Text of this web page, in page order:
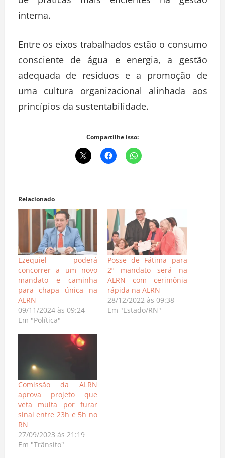
interna.
Entre os eixos trabalhados estão o consumo
consciente de água e energia, a gestão
adequada de resíduos e a promoção de
uma cultura organizacional alinhada aos
princípios da sustentabilidade.
Compartilhe isso:
Relacionado
Ezequiel poderá
concorrer a um novo
mandato e caminha
para chapa única na
ALRN
09/11/2024 às 09:24
Em "Política"
Posse de Fátima para
2º mandato será na
ALRN com cerimônia
rápida na ALRN
28/12/2022 às 09:38
Em "Estado/RN"
Comissão da ALRN
aprova projeto que
veta multa por furar
sinal entre 23h e 5h no
RN
27/09/2023 às 21:19
Em "Trânsito"